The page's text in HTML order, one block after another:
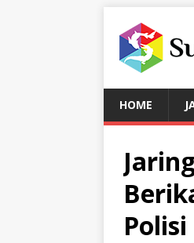
HOME
Polisi